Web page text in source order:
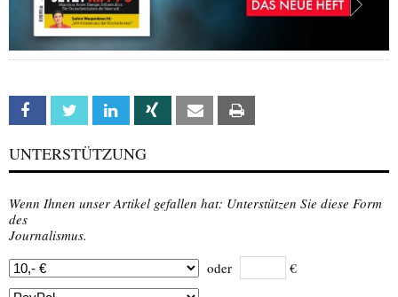
Facebook Twitter Linkedin Xing Email
UNTERSTÜTZUNG
Wenn Ihnen unser Artikel gefallen hat: Unterstützen Sie diese Form
des
Journalismus.
oder
€